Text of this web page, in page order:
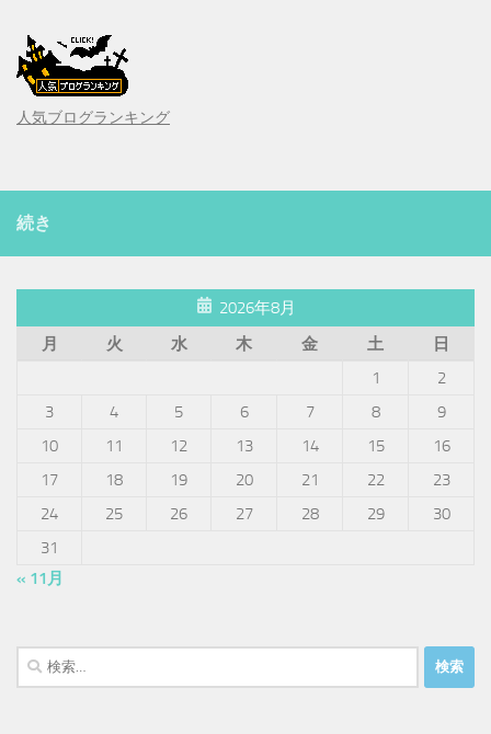
人気ブログランキング
続き
2026年8月
月
火 水 木 金 土
日
1
2
3
4 5 6 7 8
9
10
11 12 13 14 15
16
17
18 19 20 21 22
23
24
25 26 27 28 29
30
31
« 11月
検
索: